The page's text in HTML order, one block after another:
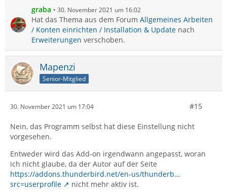
graba 30. November 2021 um 16:02
Hat das Thema aus dem Forum Allgemeines Arbeiten
/ Konten einrichten / Installation & Update nach
Erweiterungen verschoben.
Mapenzi
Senior-Mitglied
30. November 2021 um 17:04 #15
Nein, das Programm selbst hat diese Einstellung nicht
vorgesehen.
Entweder wird das Add-on irgendwann angepasst, woran
ich nicht glaube, da der Autor auf der Seite
https://addons.thunderbird.net/en-us/thunderb…
src=userprofile
nicht mehr aktiv ist.